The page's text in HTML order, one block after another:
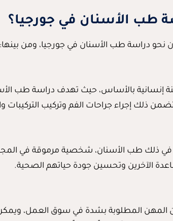
طب الأسنان في جورجيا؟
دراسة طب الأسنان في جورجيا، ومن بينها:
إنسانية بالأساس، حيث تهدف دراسة طب
ذلك إجراء جراحات الفم وتركيب التركيبات
في ذلك طب الأسنان، شخصية مرموقة في
الآخرين وتحسين جودة حياتهم الصحية.
من المهن المطلوبة بشدة في سوق